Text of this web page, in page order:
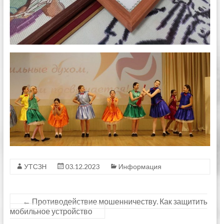
УТСЗН 03.12.2023 Информация
← Противодействие мошенничеству. Как защитить
мобильное устройство